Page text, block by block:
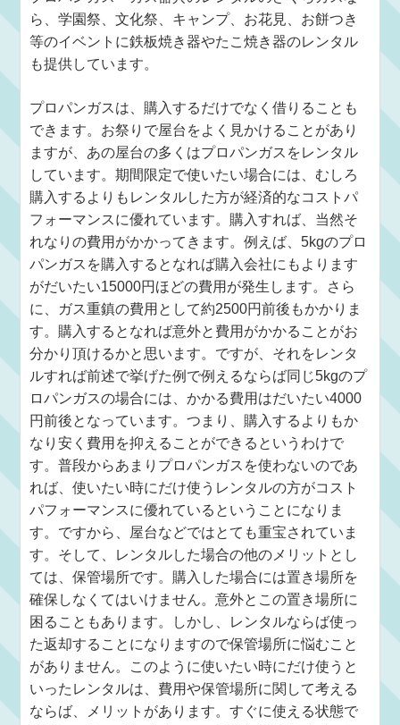
ら、学園祭、文化祭、キャンプ、お花見、お餅つき
等のイベントに鉄板焼き器やたこ焼き器のレンタル
も提供しています。
プロパンガスは、購入するだけでなく借りることも
できます。お祭りで屋台をよく見かけることがあり
ますが、あの屋台の多くはプロパンガスをレンタル
しています。期間限定で使いたい場合には、むしろ
購入するよりもレンタルした方が経済的なコストパ
フォーマンスに優れています。購入すれば、当然そ
れなりの費用がかかってきます。例えば、5kgのプロ
パンガスを購入するとなれば購入会社にもよります
がだいたい15000円ほどの費用が発生します。さら
に、ガス重鎮の費用として約2500円前後もかかりま
す。購入するとなれば意外と費用がかかることがお
分かり頂けるかと思います。ですが、それをレンタ
ルすれば前述で挙げた例で例えるならば同じ5kgのプ
ロパンガスの場合には、かかる費用はだいたい4000
円前後となっています。つまり、購入するよりもか
なり安く費用を抑えることができるというわけで
す。普段からあまりプロパンガスを使わないのであ
れば、使いたい時にだけ使うレンタルの方がコスト
パフォーマンスに優れているということになりま
す。ですから、屋台などではとても重宝されていま
す。そして、レンタルした場合の他のメリットとし
ては、保管場所です。購入した場合には置き場所を
確保しなくてはいけません。意外とこの置き場所に
困ることもあります。しかし、レンタルならば使っ
た返却することになりますので保管場所に悩むこと
がありません。このように使いたい時にだけ使うと
いったレンタルは、費用や保管場所に関して考える
ならば、メリットがあります。すぐに使える状態で